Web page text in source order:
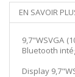
EN SAVOIR
9,7"WSVGA
Bluetooth
Display